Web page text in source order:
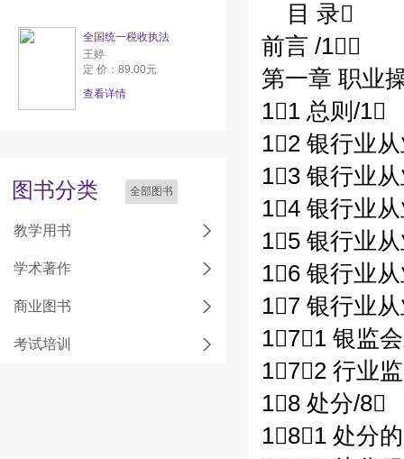
全国统一税收执法
王婷
定 价：89.00元
查看详情
图书分类 全部图书
教学用书
学术著作
商业图书
考试培训
目 录
前言 /1
第一章 职业
11 总则/1
12 银行业
13 银行业
14 银行业
15 银行业
16 银行业
17 银行业
171 银监
172 行业
18 处分/8
181 处分